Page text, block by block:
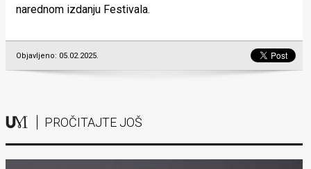
narednom izdanju Festivala.
Objavljeno: 05.02.2025.
PROČITAJTE JOŠ